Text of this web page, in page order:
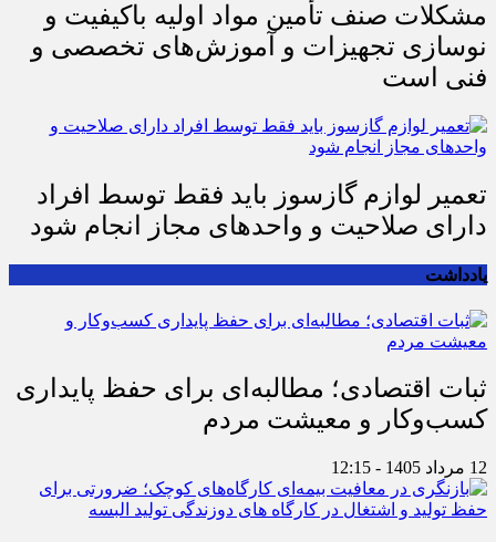
مشکلات صنف تأمین مواد اولیه باکیفیت و
نوسازی تجهیزات و آموزش‌های تخصصی و
فنی است
تعمیر لوازم گازسوز باید فقط توسط افراد
دارای صلاحیت و واحدهای مجاز انجام شود
یادداشت
ثبات اقتصادی؛ مطالبه‌ای برای حفظ پایداری
کسب‌وکار و معیشت مردم
12 مرداد 1405 - 12:15